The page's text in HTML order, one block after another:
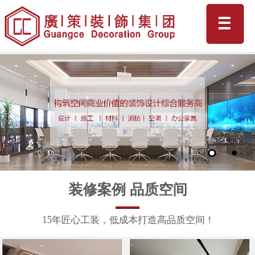
15年匠心工装，低成本打造高品质空间！
装修案例 品质空间